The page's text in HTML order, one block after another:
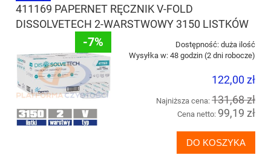
411169 PAPERNET RĘCZNIK V-FOLD
DISSOLVETECH 2-WARSTWOWY 3150 LISTKÓW
-7% Dostępność: duża ilość
Wysyłka w: 48 godzin (2 dni robocze)
122,00 zł
Najniższa cena: 131,68 zł
Cena netto: 99,19 zł
DO KOSZYKA